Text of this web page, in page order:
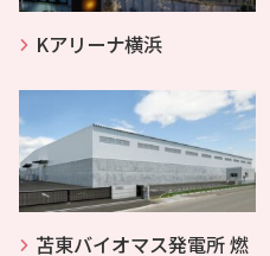
Kアリーナ横浜
苫東バイオマス発電所 燃